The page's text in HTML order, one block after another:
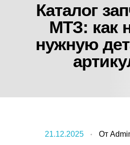
Каталог
МТЗ: как
нужную
21.12.2025 От